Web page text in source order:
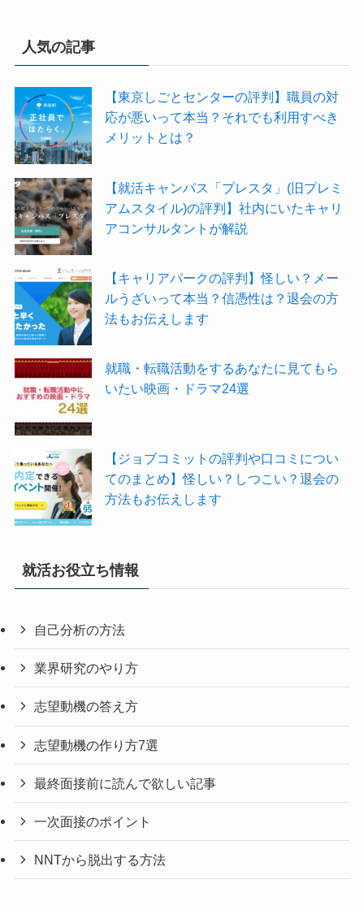
人気の記事
【東京しごとセンターの評判】職員の対
応が悪いって本当？それでも利用すべき
メリットとは？
【就活キャンパス「プレスタ」(旧プレミ
アムスタイル)の評判】社内にいたキャリ
アコンサルタントが解説
【キャリアパークの評判】怪しい？メー
ルうざいって本当？信憑性は？退会の方
法もお伝えします
就職・転職活動をするあなたに見てもら
いたい映画・ドラマ24選
【ジョブコミットの評判や口コミについ
てのまとめ】怪しい？しつこい？退会の
方法もお伝えします
就活お役立ち情報
自己分析の方法
業界研究のやり方
志望動機の答え方
志望動機の作り方7選
最終面接前に読んで欲しい記事
一次面接のポイント
NNTから脱出する方法